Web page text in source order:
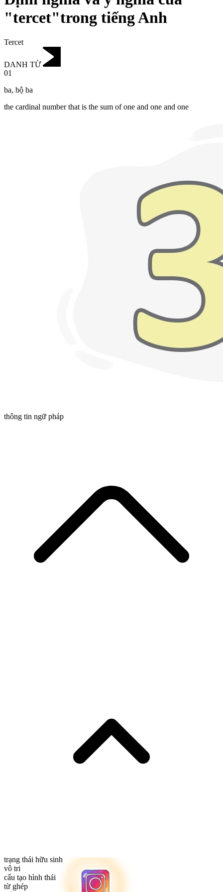
"tercet"trong tiếng Anh
Tercet
DANH TỪ
01
ba, bộ ba
the cardinal number that is the sum of one and one and one
thông tin ngữ pháp
trạng thái hữu sinh
vô tri
cấu tạo hình thái
từ ghép